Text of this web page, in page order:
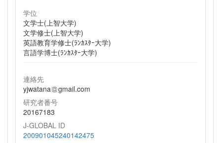
学位
文学士(上智大学)
文学修士(上智大学)
英語教育学修士(ﾗﾝｶｽﾀｰ大学)
言語学博士(ﾗﾝｶｽﾀｰ大学)
連絡先
yjwatana
gmail.com
研究者番号
20167183
J-GLOBAL ID
200901045240142475